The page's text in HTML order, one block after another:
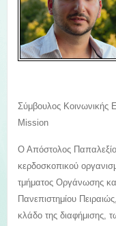
Σύμβουλος Κοινωνικής
Mission
Ο Απόστολος
κερδοσκοπικού
τμήματος Οργάνωσης
Πανεπιστημίου
κλάδο της διαφήμισης,